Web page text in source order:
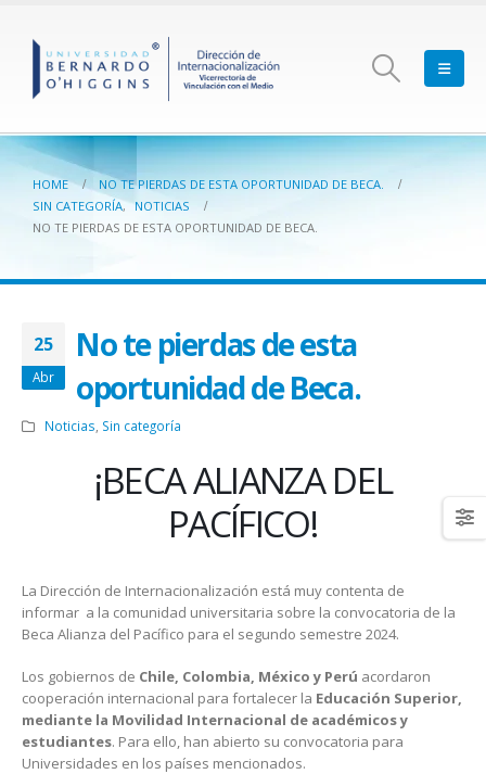
HOME
NO TE PIERDAS DE ESTA OPORTUNIDAD DE BECA.
SIN CATEGORÍA, NOTICIAS
NO TE PIERDAS DE ESTA OPORTUNIDAD DE BECA.
25
Abr
No te pierdas de esta
oportunidad de Beca.
Noticias Sin categoría
¡BECA ALIANZA DEL
PACÍFICO!
La Dirección de Internacionalización está muy contenta de
informar a la comunidad universitaria sobre la convocatoria de la
Beca Alianza del Pacífico para el segundo semestre 2024.
Los gobiernos de Chile, Colombia, México y Perú acordaron
cooperación internacional para fortalecer la Educación Superior,
mediante la Movilidad Internacional de académicos y
estudiantes. Para ello, han abierto su convocatoria para
Universidades en los países mencionados.